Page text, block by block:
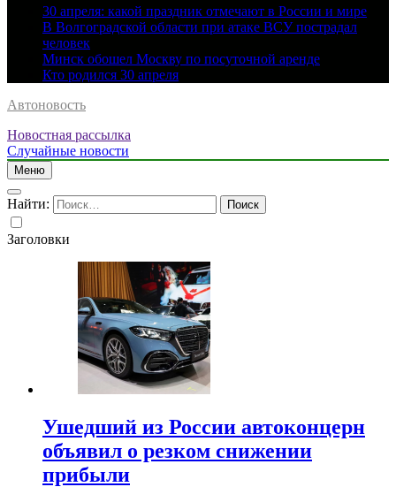
30 апреля: какой праздник отмечают в России и мире
В Волгоградской области при атаке ВСУ пострадал
человек
Минск обошел Москву по посуточной аренде
Кто родился 30 апреля
Автоновость
Новостная рассылка
Случайные новости
Меню
Найти:
Заголовки
Ушедший из России автоконцерн
объявил о резком снижении
прибыли